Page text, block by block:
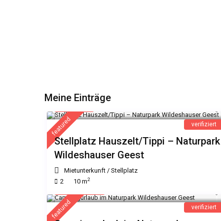
Meine Einträge
featured verifiziert
Stellplatz Hauszelt/Tippi – Naturpark
Wildeshauser Geest
Mietunterkunft / Stellplatz
2
10 m2
featured verifiziert